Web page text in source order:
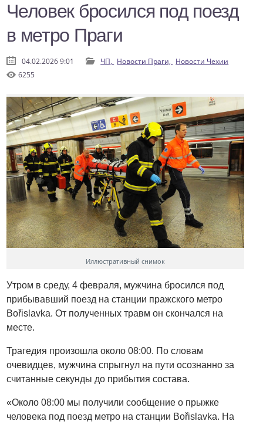
Человек бросился под поезд
в метро Праги
04.02.2026 9:01 ЧП, Новости Праги, Новости Чехии
6255
Иллюстративный снимок
Утром в среду, 4 февраля, мужчина бросился под
прибывавший поезд на станции пражского метро
Bořislavka. От полученных травм он скончался на
месте.
Трагедия произошла около 08:00. По словам
очевидцев, мужчина спрыгнул на пути осознанно за
считанные секунды до прибытия состава.
«Около 08:00 мы получили сообщение о прыжке
человека под поезд метро на станции Bořislavka. На